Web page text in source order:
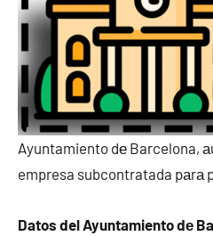
Ayuntamiento dе Barcelona,
empresa subcontratada pаrа
Datos del Ayuntamiento dе